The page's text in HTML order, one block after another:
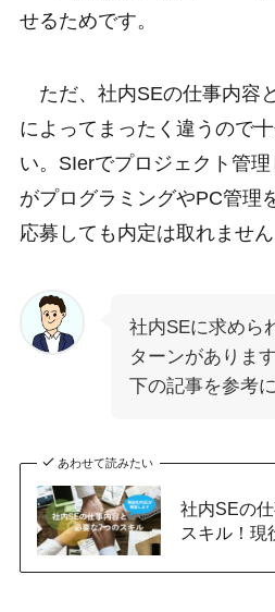
せるためです。
ただ、社内SEの仕事内容
によってまったく違うので
い。SIerでプロジェクト管
がプログラミングやPC管理
応募しても内定は取れません
社内SEに求めら
ターンがあります
下の記事を参考
あわせて読みたい
社内SEの
スキル！現